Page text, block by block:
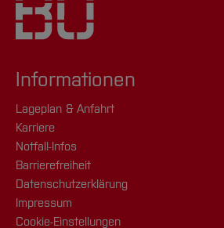
Informationen
Lageplan & Anfahrt
Karriere
Notfall-Infos
Barrierefreiheit
Datenschutzerklärung
Impressum
Cookie-Einstellungen